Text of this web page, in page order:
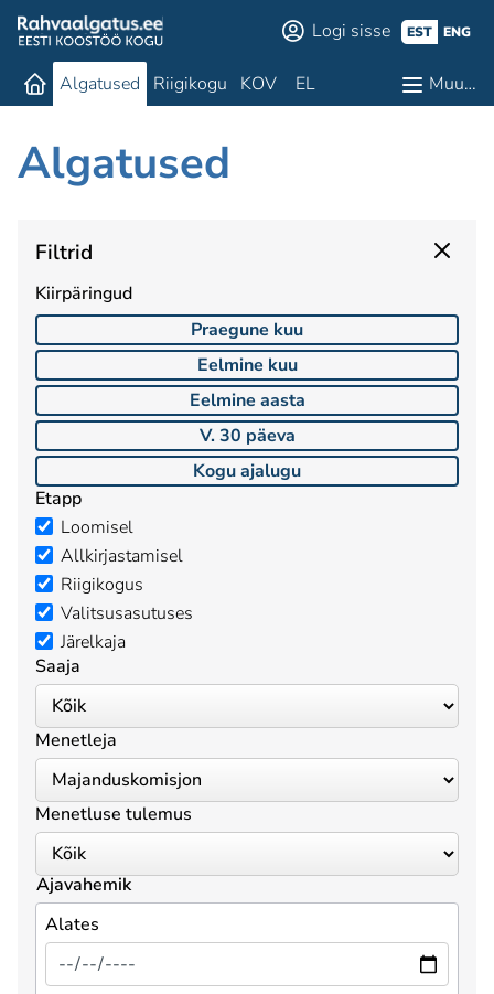
Logi sisse EST ENG
Algatused Riigikogu KOV EL Muu…
Algatused
Filtrid
Kiirpäringud
Praegune kuu
Eelmine kuu
Eelmine aasta
V. 30 päeva
Kogu ajalugu
Etapp
Loomisel
Allkirjastamisel
Riigikogus
Valitsusasutuses
Järelkaja
Saaja
Menetleja
Menetluse tulemus
Ajavahemik
Alates